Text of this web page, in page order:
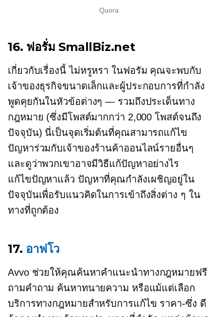
Quora
16. ฟอรั่ม SmallBiz.net
เกี่ยวกับเรื่องนี้ไม่หรูหรา ในฟอรัม คุณจะพบกับ
เจ้าของธุรกิจขนาดเล็กและผู้ประกอบการที่กำลัง
พูดคุยกันในหัวข้อต่างๆ — รวมถึงประเด็นทาง
กฎหมาย (ซึ่งมีโพสต์มากกว่า 2,000 โพสต์จนถึง
ปัจจุบัน) นี่เป็นจุดเริ่มต้นที่คุณสามารถแก้ไข
ปัญหาร่วมกับเจ้าของร้านค้าออนไลน์รายอื่นๆ
และดูว่าพวกเขาอาจมีวิธีแก้ปัญหาอย่างไร
แก้ไขปัญหาแล้ว ปัญหาที่คุณกำลังเผชิญอยู่ใน
ปัจจุบันเพื่อรับแนวคิดในการเข้าถึงสิ่งต่าง ๆ ใน
ทางที่ถูกต้อง
17. อาฟโว
Avvo ช่วยให้คุณค้นหาคำแนะนำทางกฎหมายฟรี
ถามคำถาม ค้นหาทนายความ หรือแม้แต่เลือก
บริการทางกฎหมายสำหรับการแก้ไข ราคา-ซึ่ง ดี